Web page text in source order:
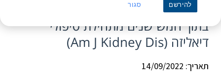
נשים בסיכון מוגבר לתמותה מכל-סיבה
בתוך חמש שנים מתחילת טיפולי
דיאליזה (Am J Kidney Dis)
תאריך: 14/09/2022
להירשם סגור